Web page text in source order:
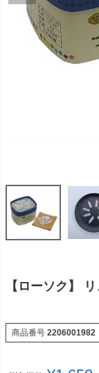
【ローソク】
商品番号 2206001982